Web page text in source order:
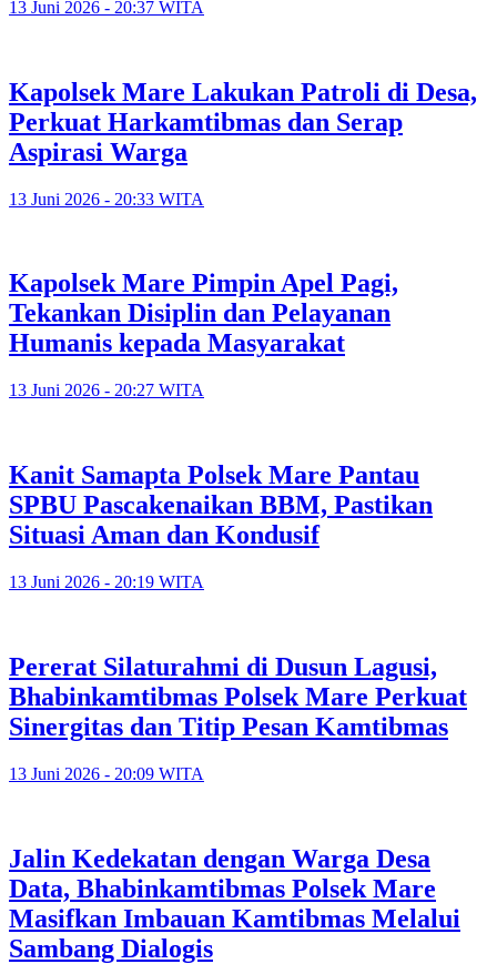
13 Juni 2026 - 20:37 WITA
Kapolsek Mare Lakukan Patroli di Desa,
Perkuat Harkamtibmas dan Serap
Aspirasi Warga
13 Juni 2026 - 20:33 WITA
Kapolsek Mare Pimpin Apel Pagi,
Tekankan Disiplin dan Pelayanan
Humanis kepada Masyarakat
13 Juni 2026 - 20:27 WITA
Kanit Samapta Polsek Mare Pantau
SPBU Pascakenaikan BBM, Pastikan
Situasi Aman dan Kondusif
13 Juni 2026 - 20:19 WITA
Pererat Silaturahmi di Dusun Lagusi,
Bhabinkamtibmas Polsek Mare Perkuat
Sinergitas dan Titip Pesan Kamtibmas
13 Juni 2026 - 20:09 WITA
Jalin Kedekatan dengan Warga Desa
Data, Bhabinkamtibmas Polsek Mare
Masifkan Imbauan Kamtibmas Melalui
Sambang Dialogis